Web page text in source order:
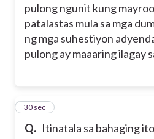
pulong ngunit kung
patalastas mula sa mga
ng mga suhestiyon
pulong ay maaaring ilagay
Q. Itinatala sa bahaging
22
30 sec